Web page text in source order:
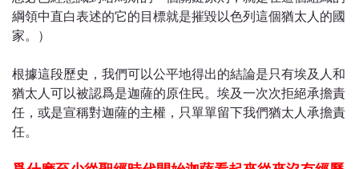
綱領中直白表述的它的目標就是摧毀以色列這個猶太人的國
家。）
根據這段歷史，我們可以公平地得出的結論是只有埃及人和
猶太人可以被認爲是迦薩的原住民。埃及一次次拒絕承擔責
任，或是宣稱對迦薩的主權，只單單留下我們猶太人承擔責
任。